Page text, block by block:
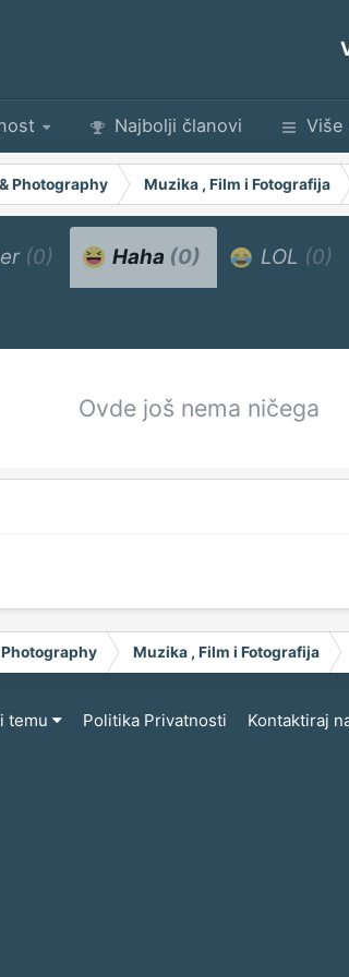
Najbolji članovi Više
Photography Muzika , Film i Fotografija
(0) Haha (0) LOL (0)
Ovde još nema ničega
Muzika , Film i Fotografija
temu Politika Privatnosti Kontaktiraj